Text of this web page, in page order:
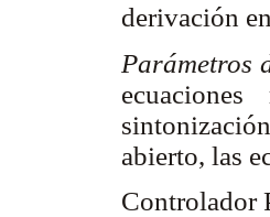
derivación
Parámetros
abierto, las
Controlador